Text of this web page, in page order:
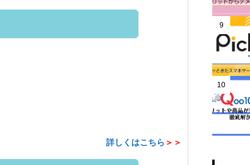
詳しくはこちら ＞＞
9
10